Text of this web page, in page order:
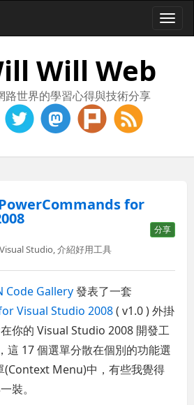
Will Web
路世界的學習心得與技術分享
for
分享
Visual Studio ,介紹好用工具
Code Gallery發表了一套
Visual Studio 2008( v1.0 ) 外掛
你的 Visual Studio 2008 開發工
這 17 個選單分散在個別的功能選
(Context Menu)中，有些我覺得
裝。